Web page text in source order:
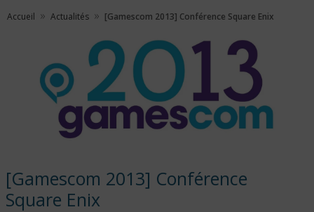
Accueil » Actualités » [Gamescom 2013] Conférence Square Enix
[Gamescom 2013] Conférence
Square Enix